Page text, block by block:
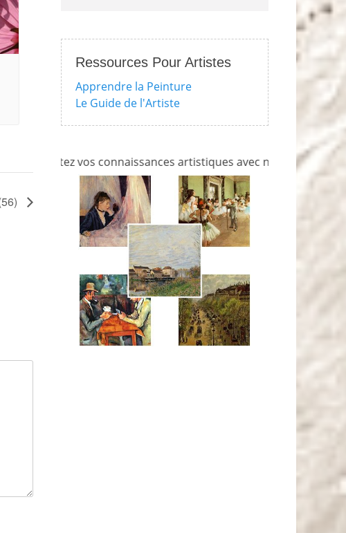
Ressources Pour Artistes
Apprendre la Peinture
Le Guide de l'Artiste
Testez vos connaissances artistiques avec nos quizzes sur